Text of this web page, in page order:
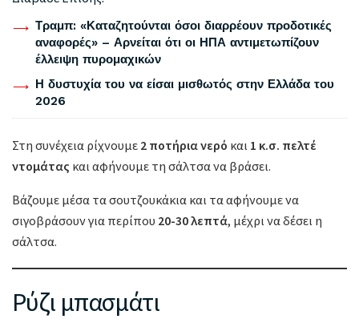
Τραμπ: «Καταζητούνται όσοι διαρρέουν προδοτικές
αναφορές» – Αρνείται ότι οι ΗΠΑ αντιμετωπίζουν
έλλειψη πυρομαχικών
Η δυστυχία του να είσαι μισθωτός στην Ελλάδα του
2026
Στη συνέχεια ρίχνουμε 2 ποτήρια νερό και 1 κ.σ. πελτέ
ντομάτας και αφήνουμε τη σάλτσα να βράσει.
Βάζουμε μέσα τα σουτζουκάκια και τα αφήνουμε να
σιγοβράσουν για περίπου 20-30 λεπτά, μέχρι να δέσει η
σάλτσα.
Ρύζι μπασμάτι